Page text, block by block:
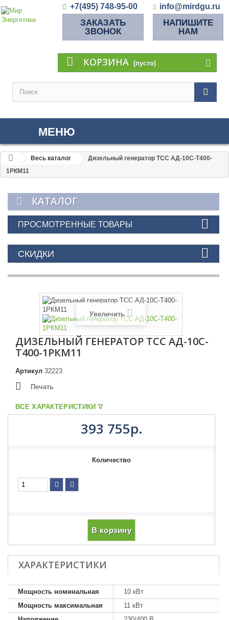
+7(495) 748-95-00 info@mirdgu.ru
ЗАКАЗАТЬ
ЗВОНОК
НАПИШИТЕ
НАМ
КОРЗИНА (пусто)
МЕНЮ
Весь каталог
Дизельный генератор ТСС АД-10С-Т400-
1РКМ11
КАТАЛОГ
ПРОСМОТРЕННЫЕ ТОВАРЫ
СКИДКИ
Увеличить
ДИЗЕЛЬНЫЙ ГЕНЕРАТОР ТСС АД-10С-
Т400-1РКМ11
Артикул 32223
Печать
ВСЕ ХАРАКТЕРИСТИКИ ᐁ
393 755р.
Количество
В корзину
ХАРАКТЕРИСТИКИ
Мощность номинальная
10 кВт
Мощность максимальная
11 кВт